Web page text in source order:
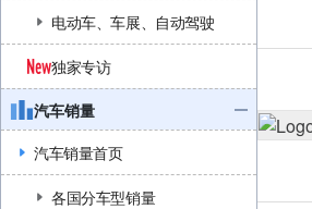
电动车、车展、自动驾驶
独家专访
汽车销量
汽车销量首页
各国分车型销量